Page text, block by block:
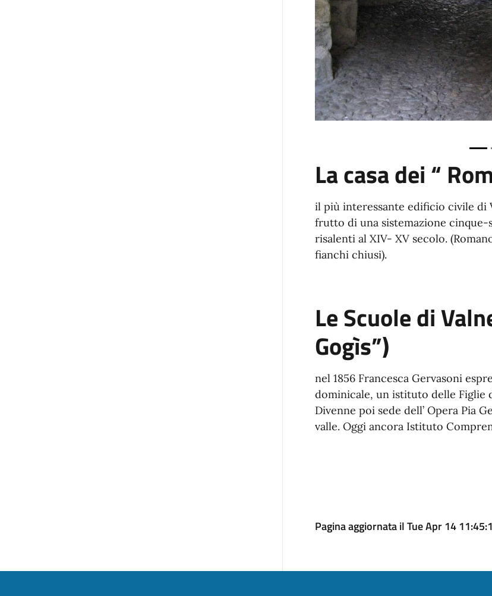
La casa dei “
il più interessante edificio civile di
frutto di una sistemazione
risalenti al XIV- XV secolo.
fianchi chiusi).
Le Scuole di
Gogìs”)
nel 1856 Francesca Gervasoni
dominicale, un istituto delle Figlie
Divenne poi sede dell’ Opera Pia
valle. Oggi ancora Istituto
Pagina aggiornata il Tue Apr 14